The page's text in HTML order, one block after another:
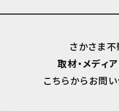
さかさま
取材・メディ
こちらからお問